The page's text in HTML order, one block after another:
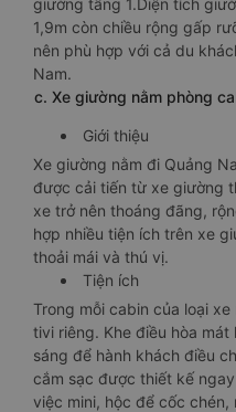
giường tầng 1.Diện tích
1,9m còn chiều rộng gấp
nên phù hợp với cả du
Nam.
c. Xe giường nằm phòng
Giới thiệu
Xe giường nằm đi Quảng
được cải tiến từ xe giường
xe trở nên thoáng đãng,
hợp nhiều tiện ích trên xe
thoải mái và thú vị.
Tiện ích
Trong mỗi cabin của loại
tivi riêng. Khe điều hòa
sáng để hành khách điều
cắm sạc được thiết kế
việc mini, hộc để cốc